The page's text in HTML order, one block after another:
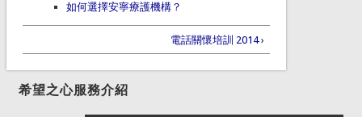
如何選擇安寧療護機構？
電話關懷培訓 2014 ›
希望之心服務介紹